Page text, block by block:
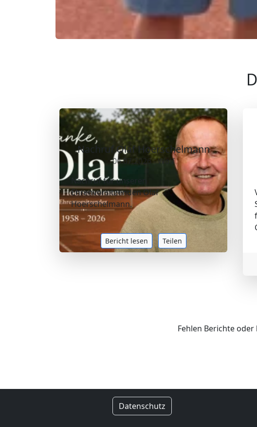
Nachruf Olaf Hoerschelmann
06.07.2026 - Wolf
Nachruf für unseren
Ehrenvorsitzenden Olaf
Hoerschelmann.
Bericht lesen Teilen
Fehlen Berichte oder
Datenschutz